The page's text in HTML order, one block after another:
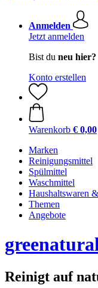
Anmelden
Jetzt anmelden
Bist du neu hier?
Konto erstellen
Warenkorb € 0,00
Marken
Reinigungsmittel
Spülmittel
Waschmittel
Haushaltswaren
Themen
Angebote
Reinigt auf